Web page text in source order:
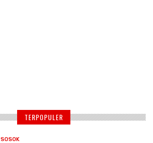
TERPOPULER
SOSOK